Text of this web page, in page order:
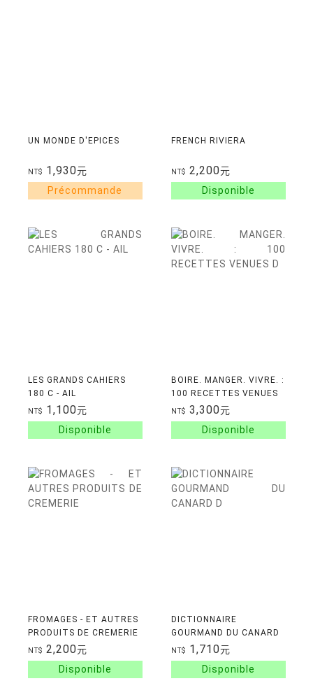
UN MONDE D'EPICES
NT$ 1,930元
FRENCH RIVIERA
NT$ 2,200元
LES GRANDS CAHIERS
180 C - AIL
NT$ 1,100元
BOIRE. MANGER. VIVRE. :
100 RECETTES VENUES
D'ISRAEL
NT$ 3,300元
FROMAGES - ET AUTRES
PRODUITS DE CREMERIE
NT$ 2,200元
DICTIONNAIRE
GOURMAND DU CANARD
D'APICIUS A LA PUREE DE
JOEL ROBUCHON
NT$ 1,710元